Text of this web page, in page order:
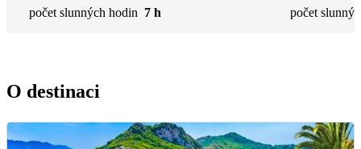
počet slunných hodin 7 h
počet
O destinaci